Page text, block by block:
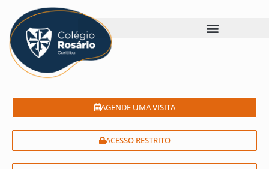
AGENDE UMA VISITA
ACESSO RESTRITO